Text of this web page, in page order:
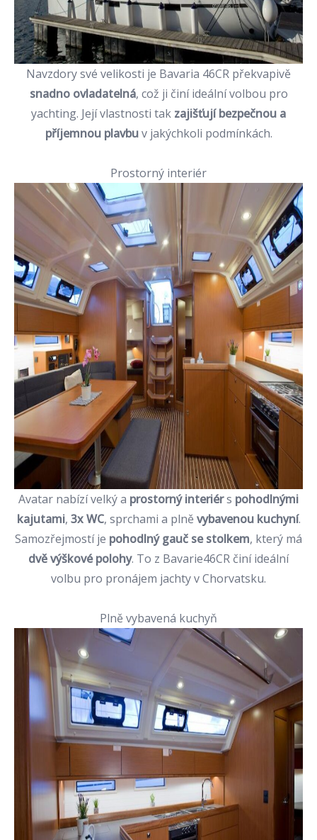
Navzdory své velikosti je Bavaria 46CR překvapivě
snadno ovladatelná, což ji činí ideální volbou pro
yachting. Její vlastnosti tak zajišťují bezpečnou a
příjemnou plavbuv jakýchkoli podmínkách.
Prostorný interiér
Avatar nabízí velký a prostorný interiérs pohodlnými
kajutami, 3x WC, sprchami a plně vybavenou kuchyní.
Samozřejmostí je pohodlný gauč se stolkem, který má
dvě výškové polohy. To z Bavarie46CR činí ideální
volbu pro pronájem jachty v Chorvatsku.
Plně vybavená kuchyň